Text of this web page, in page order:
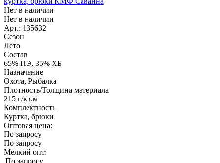
Нет в наличии
Нет в наличии
Арт.: 135632
Сезон
Лето
Состав
65% ПЭ, 35% ХБ
Назначение
Охота, Рыбалка
Плотность/Толщина материала
215 г/кв.м
Комплектность
Куртка, брюки
Оптовая цена:
По запросу
По запросу
Мелкий опт:
По запросу